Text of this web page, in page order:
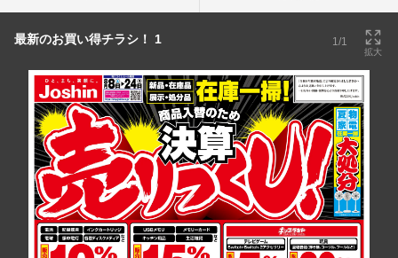
最新のお買い得チラシ！ 1 1/1
拡大